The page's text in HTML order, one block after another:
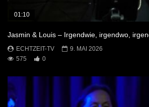
01:10
Jasmin & Louis – Irgendwie, irgendwo,
ECHTZEIT-TV
9. MAI 2026
575
0